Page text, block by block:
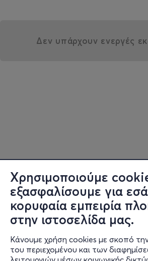
Χρησιμοποιούμε
εξασφαλίσουμε για
κορυφαία εμπειρία
στην ιστοσελίδα μας.
Κάνουμε χρήση cookies με σκοπό
του περιεχομένου και των
Δεν υπάρχουν ενεργές